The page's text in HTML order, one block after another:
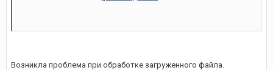
Возникла проблема при обработке загруженного файла.